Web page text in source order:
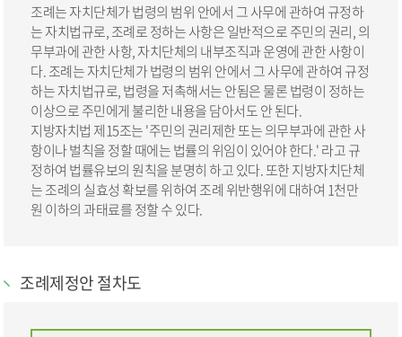
조례는 자치단체가 법령의 범위 안에서 그 사무에 관하여 규정하
는 자치법규로, 조례로 정하는 사항은 일반적으로 주민의 권리, 의
무부과에 관한 사항, 자치단체의 내부조직과 운영에 관한 사항이
다. 조례는 자치단체가 법령의 범위 안에서 그 사무에 관하여 규정
하는 자치법규로, 법령을 저촉해서는 안됨은 물론 법령이 정하는
이상으로 주민에게 불리한 내용을 담아서도 안 된다.
지방자치법 제15조는 '주민의 권리제한 또는 의무부과에 관한 사
항이나 벌칙을 정할 때에는 법률의 위임이 있어야 한다.' 라고 규
정하여 법률유보의 원칙을 분명히 하고 있다. 또한 지방자치단체
는 조례의 실효성 확보를 위하여 조례 위반행위에 대하여 1천만
원 이하의 과태료를 정할 수 있다.
조례제정안 절차도